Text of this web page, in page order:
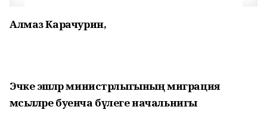
Алмаз Карачурин,
Эчке эшләр министрлыгының миграция
мәсьәләләре буенча бүлеге начальнигы